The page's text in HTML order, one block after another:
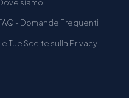
siamo
- Domande Frequenti
Tue Scelte sulla Privacy